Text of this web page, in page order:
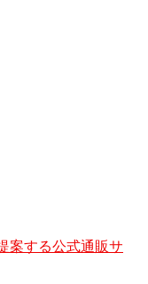
案する公式通販サ